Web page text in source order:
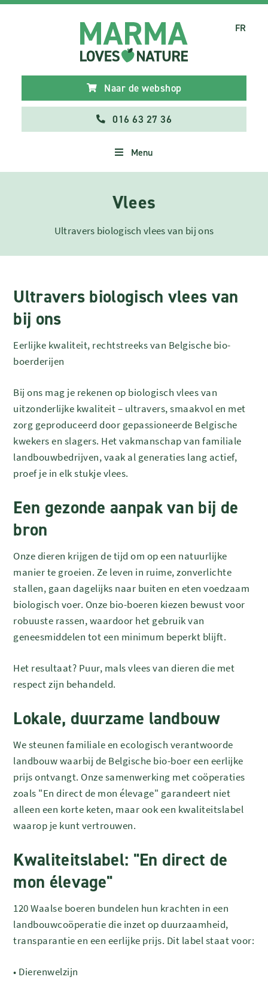
Naar de webshop
016 63 27 36
Menu
FR
Vlees
Ultravers biologisch vlees van bij ons
Ultravers biologisch vlees van
bij ons
Eerlijke kwaliteit, rechtstreeks van Belgische bio-
boerderijen
Bij ons mag je rekenen op biologisch vlees van
uitzonderlijke kwaliteit – ultravers, smaakvol en met
zorg geproduceerd door gepassioneerde Belgische
kwekers en slagers. Het vakmanschap van familiale
landbouwbedrijven, vaak al generaties lang actief,
proef je in elk stukje vlees.
Een gezonde aanpak van bij de
bron
Onze dieren krijgen de tijd om op een natuurlijke
manier te groeien. Ze leven in ruime, zonverlichte
stallen, gaan dagelijks naar buiten en eten voedzaam
biologisch voer. Onze bio-boeren kiezen bewust voor
robuuste rassen, waardoor het gebruik van
geneesmiddelen tot een minimum beperkt blijft.
Het resultaat? Puur, mals vlees van dieren die met
respect zijn behandeld.
Lokale, duurzame landbouw
We steunen familiale en ecologisch verantwoorde
landbouw waarbij de Belgische bio-boer een eerlijke
prijs ontvangt. Onze samenwerking met coöperaties
zoals "En direct de mon élevage" garandeert niet
alleen een korte keten, maar ook een kwaliteitslabel
waarop je kunt vertrouwen.
Kwaliteitslabel: "En direct de
mon élevage"
120 Waalse boeren bundelen hun krachten in een
landbouwcoöperatie die inzet op duurzaamheid,
transparantie en een eerlijke prijs. Dit label staat voor:
• Dierenwelzijn